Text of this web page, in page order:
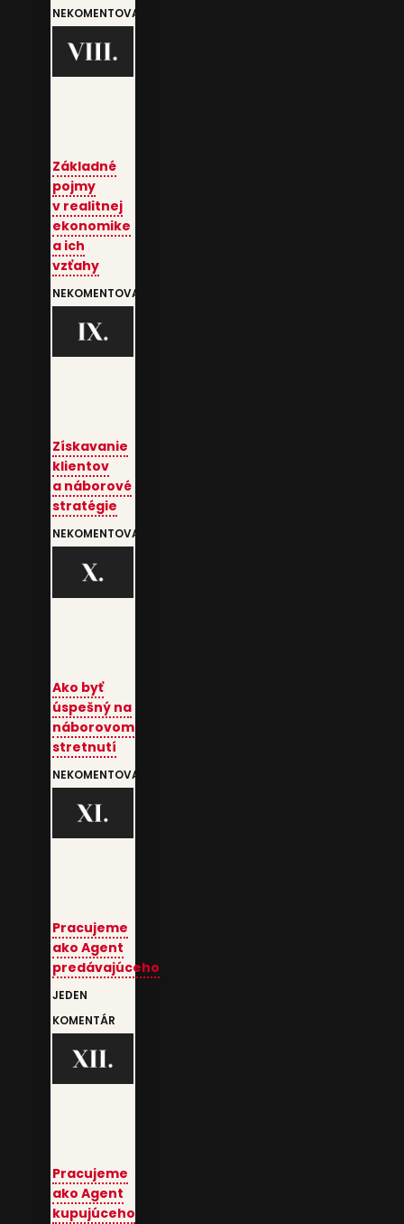
NEKOMENTOVANÉ
Základné
pojmy
v realitnej
ekonomike
a ich
vzťahy
NEKOMENTOVANÉ
Získavanie
klientov
a náborové
stratégie
NEKOMENTOVANÉ
Ako byť
úspešný na
náborovom
stretnutí
NEKOMENTOVANÉ
Pracujeme
ako Agent
predávajúceho
JEDEN
KOMENTÁR
Pracujeme
ako Agent
kupujúceho